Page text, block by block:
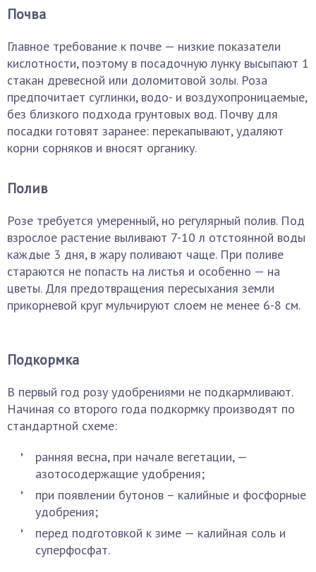
Почва
Главное требование к почве — низкие показатели
кислотности, поэтому в посадочную лунку высыпают 1
стакан древесной или доломитовой золы. Роза
предпочитает суглинки, водо- и воздухопроницаемые,
без близкого подхода грунтовых вод. Почву для
посадки готовят заранее: перекапывают, удаляют
корни сорняков и вносят органику.
Полив
Розе требуется умеренный, но регулярный полив. Под
взрослое растение выливают 7-10 л отстоянной воды
каждые 3 дня, в жару поливают чаще. При поливе
стараются не попасть на листья и особенно — на
цветы. Для предотвращения пересыхания земли
прикорневой круг мульчируют слоем не менее 6-8 см.
Подкормка
В первый год розу удобрениями не подкармливают.
Начиная со второго года подкормку производят по
стандартной схеме:
ранняя весна, при начале вегетации, —
азотосодержащие удобрения;
при появлении бутонов – калийные и фосфорные
удобрения;
перед подготовкой к зиме — калийная соль и
суперфосфат.